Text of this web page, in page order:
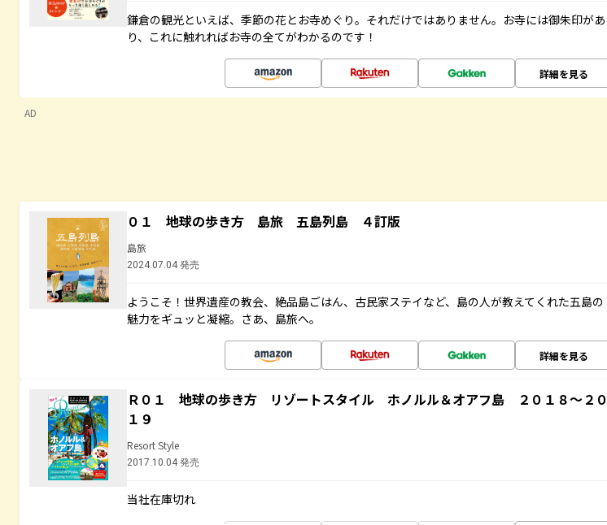
鎌倉の観光といえば、季節の花とお寺めぐり。それだけではありません。お寺には御朱印があ
り、これに触れればお寺の全てがわかるのです！
詳細を見る
AD
０１ 地球の歩き方 島旅 五島列島 ４訂版
島旅
2024.07.04 発売
ようこそ！世界遺産の教会、絶品島ごはん、古民家ステイなど、島の人が教えてくれた五島の
魅力をギュッと凝縮。さあ、島旅へ。
詳細を見る
Ｒ０１ 地球の歩き方 リゾートスタイル ホノルル＆オアフ島 ２０１８～２０
１９
Resort Style
2017.10.04 発売
当社在庫切れ